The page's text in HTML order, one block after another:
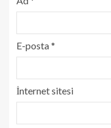
E-posta*
İnternet sitesi